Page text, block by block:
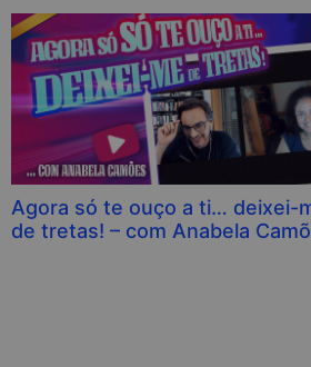
Agora só te ouço a ti… deixei-
de tretas! – com Anabela